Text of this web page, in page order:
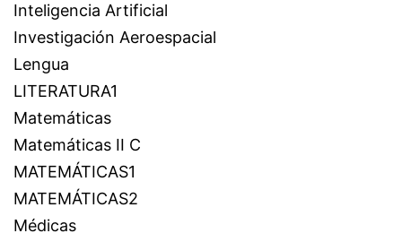
Inteligencia Artificial
Investigación Aeroespacial
Lengua
LITERATURA1
Matemáticas
Matemáticas II C
MATEMÁTICAS1
MATEMÁTICAS2
Médicas